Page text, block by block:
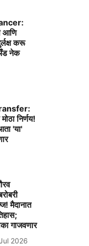
आणि
करू
नेक
निर्णय!
'या'
मैदानात
गाजवणार
2026